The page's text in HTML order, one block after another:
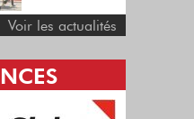
Voir les actualités